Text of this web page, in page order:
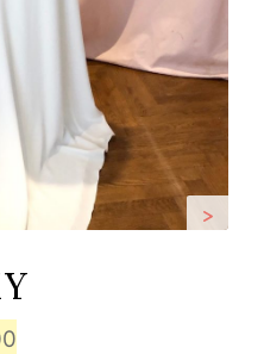
>